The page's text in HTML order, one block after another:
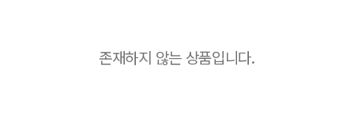
존재하지 않는 상품입니다.